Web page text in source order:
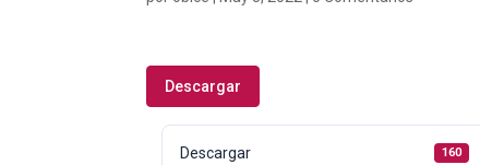
Descargar
Descargar 160